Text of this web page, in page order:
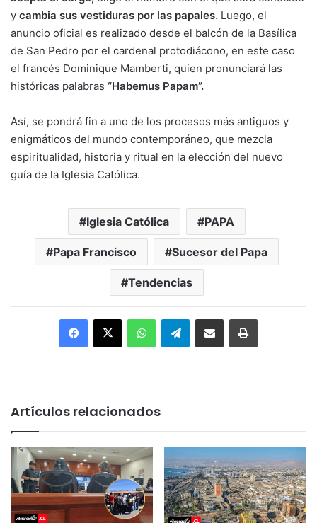
y cambia sus vestiduras por las papales. Luego, el
anuncio oficial es realizado desde el balcón de la Basílica
de San Pedro por el cardenal protodiácono, en este caso
el francés Dominique Mamberti, quien pronunciará las
históricas palabras “Habemus Papam”.
Así, se pondrá fin a uno de los procesos más antiguos y
enigmáticos del mundo contemporáneo, que mezcla
espiritualidad, historia y ritual en la elección del nuevo
guía de la Iglesia Católica.
Iglesia Católica PAPA
Papa Francisco Sucesor del Papa
Tendencias
Facebook
X WhatsAppTelegramEnviar vía email Imprimir
Artículos relacionados